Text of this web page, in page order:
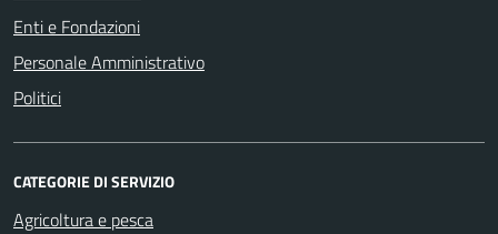
Enti e Fondazioni
Personale Amministrativo
Politici
CATEGORIE DI SERVIZIO
Agricoltura e pesca